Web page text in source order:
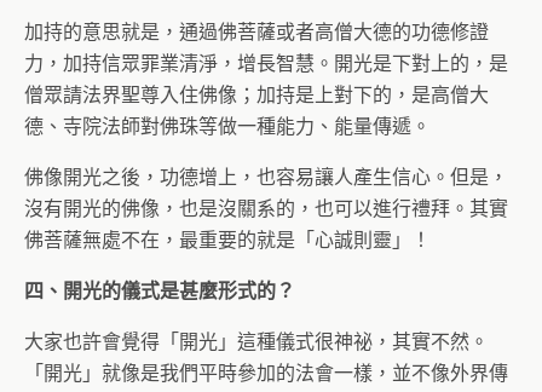
加持的意思就是，通過佛菩薩或者高僧大德的功德修證
力，加持信眾罪業清淨，增長智慧。開光是下對上的，是
僧眾請法界聖尊入住佛像；加持是上對下的，是高僧大
德、寺院法師對佛珠等做一種能力、能量傳遞。
佛像開光之後，功德增上，也容易讓人產生信心。但是，
沒有開光的佛像，也是沒關系的，也可以進行禮拜。其實
佛菩薩無處不在，最重要的就是「心誠則靈」！
四、開光的儀式是甚麼形式的？
大家也許會覺得「開光」這種儀式很神祕，其實不然。
「開光」就像是我們平時參加的法會一樣，並不像外界傳